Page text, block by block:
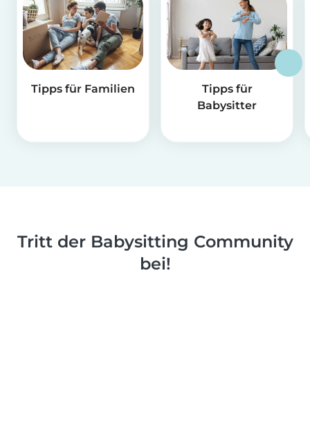
Tipps für Familien
Tipps für
Babysitter
Tritt der Babysitting Community
bei!